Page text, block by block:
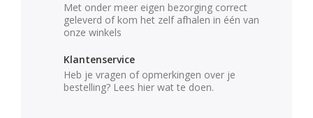
Met onder meer eigen bezorging correct
geleverd of kom het zelf afhalen in één van
onze winkels
Klantenservice
Heb je vragen of opmerkingen over je
bestelling? Lees hier wat te doen.